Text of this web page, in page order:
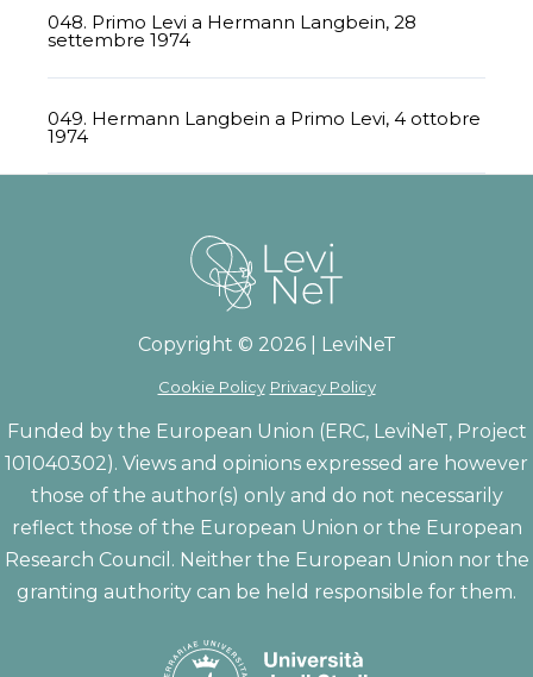
048. Primo Levi a Hermann Langbein, 28
settembre 1974
049. Hermann Langbein a Primo Levi, 4 ottobre
1974
Copyright © 2026 | LeviNeT
Cookie Policy Privacy Policy
Funded by the European Union (ERC, LeviNeT, Project
101040302). Views and opinions expressed are however
those of the author(s) only and do not necessarily
reflect those of the European Union or the European
Research Council. Neither the European Union nor the
granting authority can be held responsible for them.